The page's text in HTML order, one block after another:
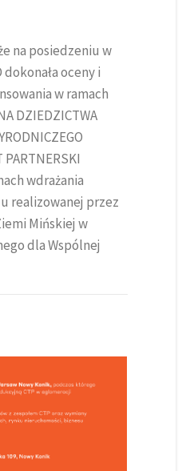
na posiedzeniu w
dokonała oceny i
w ramach
DZIEDZICTWA
PARTNERSKI
wdrażania
realizowanej przez
Mińskiej w
dla Wspólnej